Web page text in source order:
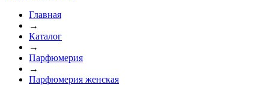
Главная
→
Каталог
→
Парфюмерия
→
Парфюмерия женская